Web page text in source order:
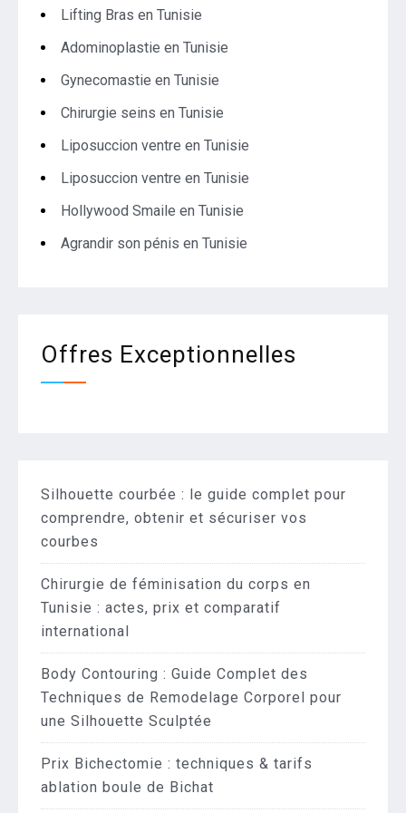
Lifting Bras en Tunisie
Adominoplastie en Tunisie
Gynecomastie en Tunisie
Chirurgie seins en Tunisie
Liposuccion ventre en Tunisie
Liposuccion ventre en Tunisie
Hollywood Smaile en Tunisie
Agrandir son pénis en Tunisie
Offres Exceptionnelles
Silhouette courbée : le guide complet pour
comprendre, obtenir et sécuriser vos
courbes
Chirurgie de féminisation du corps en
Tunisie : actes, prix et comparatif
international
Body Contouring : Guide Complet des
Techniques de Remodelage Corporel pour
une Silhouette Sculptée
Prix Bichectomie : techniques & tarifs
ablation boule de Bichat